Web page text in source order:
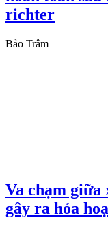
richter
Bảo Trâm
Va chạm giữa
gây ra hỏa